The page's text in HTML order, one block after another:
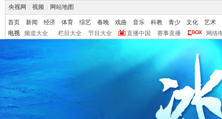
央视网 视频 网站地图
首页 新闻 经济 体育 综艺 春晚 戏曲 音乐 科教 青少 文化
艺术
电视
频道大全 栏目大全 节目大全 直播中国 赛事直播 网络